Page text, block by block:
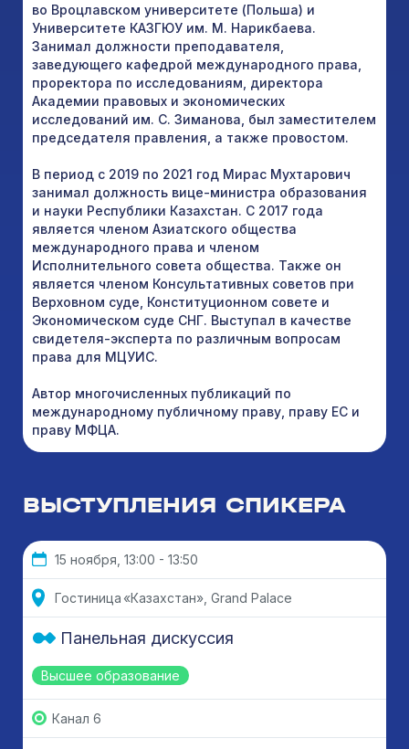
во Вроцлавском университете (Польша) и
Университете КАЗГЮУ им. М. Нарикбаева.
Занимал должности преподавателя,
заведующего кафедрой международного права,
проректора по исследованиям, директора
Академии правовых и экономических
исследований им. С. Зиманова, был заместителем
председателя правления, а также провостом.
В период с 2019 по 2021 год Мирас Мухтарович
занимал должность вице-министра образования
и науки Республики Казахстан. С 2017 года
является членом Азиатского общества
международного права и членом
Исполнительного совета общества. Также он
является членом Консультативных советов при
Верховном суде, Конституционном совете и
Экономическом суде СНГ. Выступал в качестве
свидетеля-эксперта по различным вопросам
права для МЦУИС.
Автор многочисленных публикаций по
международному публичному праву, праву ЕС и
праву МФЦА.
ВЫСТУПЛЕНИЯ СПИКЕРА
15 ноября, 13:00 - 13:50
Гостиница «Казахстан», Grand Palace
Высшее образование
Панельная дискуссия
Канал 6